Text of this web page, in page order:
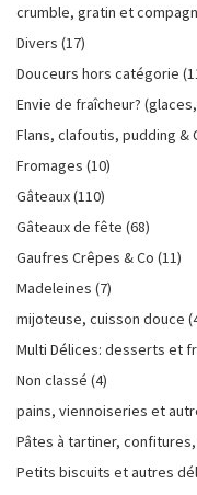
crumble, gratin et
Divers (17)
Douceurs hors catégorie
Envie de fraîcheur?
Flans, clafoutis, pudding &
Fromages (10)
Gâteaux(110)
Gâteaux de fête (68)
Gaufres Crêpes & Co (11)
Madeleines (7)
mijoteuse, cuisson douce
Multi Délices: desserts et
Non classé (4)
pains, viennoiseries et
Pâtes à tartiner,
Petits biscuits et autres